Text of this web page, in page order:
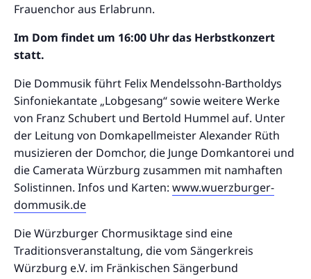
Frauenchor aus Erlabrunn.
Im Dom findet um 16:00 Uhr das Herbstkonzert
statt.
Die Dommusik führt Felix Mendelssohn-Bartholdys
Sinfoniekantate „Lobgesang“ sowie weitere Werke
von Franz Schubert und Bertold Hummel auf. Unter
der Leitung von Domkapellmeister Alexander Rüth
musizieren der Domchor, die Junge Domkantorei und
die Camerata Würzburg zusammen mit namhaften
Solistinnen. Infos und Karten: www.wuerzburger-
dommusik.de
Die Würzburger Chormusiktage sind eine
Traditionsveranstaltung, die vom Sängerkreis
Würzburg e.V. im Fränkischen Sängerbund